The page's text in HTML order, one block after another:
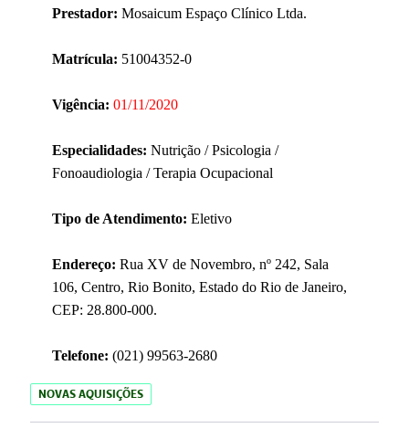
Prestador: Mosaicum Espaço Clínico Ltda.
Matrícula: 51004352-0
Vigência: 01/11/2020
Especialidades: Nutrição / Psicologia /
Fonoaudiologia / Terapia Ocupacional
Tipo de Atendimento: Eletivo
Endereço: Rua XV de Novembro, nº 242, Sala
106, Centro, Rio Bonito, Estado do Rio de Janeiro,
CEP: 28.800-000.
Telefone: (021) 99563-2680
NOVAS AQUISIÇÕES